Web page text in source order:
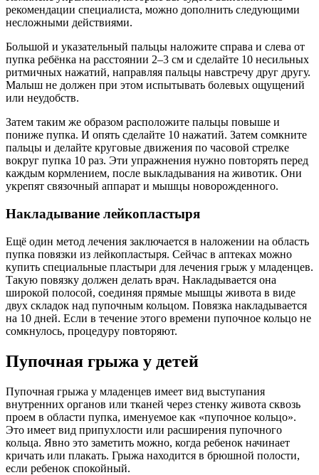
рекомендации специалиста, можно дополнить следующими
несложными действиями.
Большой и указательный пальцы наложите справа и слева от
пупка ребёнка на расстоянии 2–3 см и сделайте 10 несильных
ритмичных нажатий, направляя пальцы навстречу друг другу.
Малыш не должен при этом испытывать болевых ощущений
или неудобств.
Затем таким же образом расположите пальцы повыше и
пониже пупка. И опять сделайте 10 нажатий. Затем сомкните
пальцы и делайте круговые движения по часовой стрелке
вокруг пупка 10 раз. Эти упражнения нужно повторять перед
каждым кормлением, после выкладывания на животик. Они
укрепят связочный аппарат и мышцы новорожденного.
Накладывание лейкопластыря
Ещё один метод лечения заключается в наложении на область
пупка повязки из лейкопластыря. Сейчас в аптеках можно
купить специальные пластыри для лечения грыж у младенцев.
Такую повязку должен делать врач. Накладывается она
широкой полосой, соединяя прямые мышцы живота в виде
двух складок над пупочным кольцом. Повязка накладывается
на 10 дней. Если в течение этого времени пупочное кольцо не
сомкнулось, процедуру повторяют.
Пупочная грыжа у детей
Пупочная грыжа у младенцев имеет вид выступания
внутренних органов или тканей через стенку живота сквозь
проем в области пупка, именуемое как «пупочное кольцо».
Это имеет вид припухлости или расширения пупочного
кольца. Явно это заметить можно, когда ребенок начинает
кричать или плакать. Грыжа находится в брюшной полости,
если ребенок спокойный.